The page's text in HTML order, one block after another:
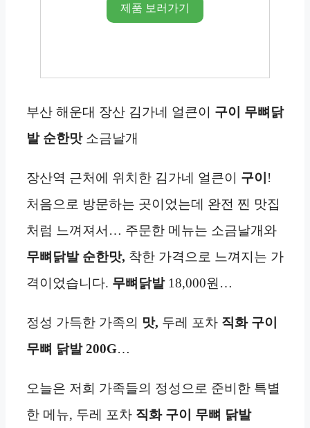
제품 보러가기
부산 해운대 장산 김가네 얼큰이 구이 무뼈닭
발 순한맛소금날개
장산역 근처에 위치한 김가네 얼큰이 구이 !
처음으로 방문하는 곳이었는데 완전 찐 맛집
처럼 느껴져서… 주문한 메뉴는 소금날개와
무뼈닭발 순한맛, 착한 가격으로 느껴지는 가
격이었습니다. 무뼈닭발18,000원…
정성 가득한 가족의 맛, 두레 포차 직화 구이
무뼈 닭발 200G…
오늘은 저희 가족들의 정성으로 준비한 특별
한 메뉴, 두레 포차 직화 구이 무뼈 닭발